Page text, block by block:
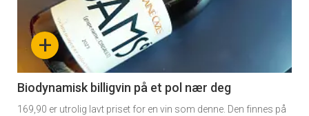
nå
4
+
Biodynamisk billigvin på et pol nær deg
169,90 er utrolig lavt priset for en vin som denne. Den finnes på